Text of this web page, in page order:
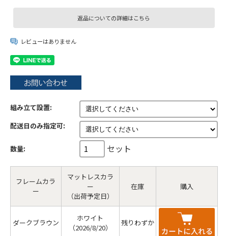
返品についての詳細はこちら
レビューはありません
組み立て設置:
配送日のみ指定可:
数量: セット
フレームカラ
ー
マットレスカラ
ー
（出荷予定日）
在庫 購入
ダークブラウン
ホワイト
（2026/8/20）
残りわずか